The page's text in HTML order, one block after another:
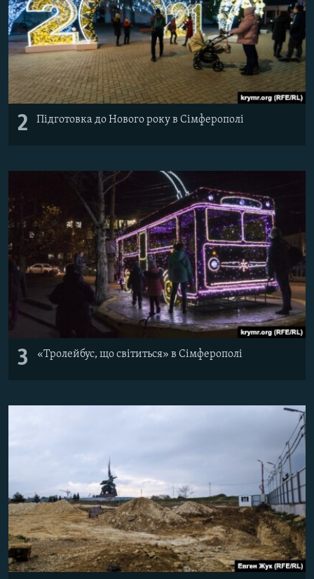
2 Підготовка до Нового року в Сімферополі
3 «Тролейбус, що світиться» в Сімферополі